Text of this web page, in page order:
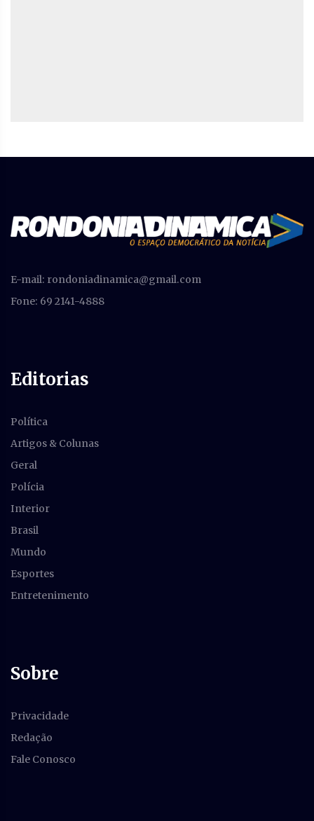
E-mail: rondoniadinamica@gmail.com
Fone: 69 2141-4888
Editorias
Política
Artigos & Colunas
Geral
Polícia
Interior
Brasil
Mundo
Esportes
Entretenimento
Sobre
Privacidade
Redação
Fale Conosco